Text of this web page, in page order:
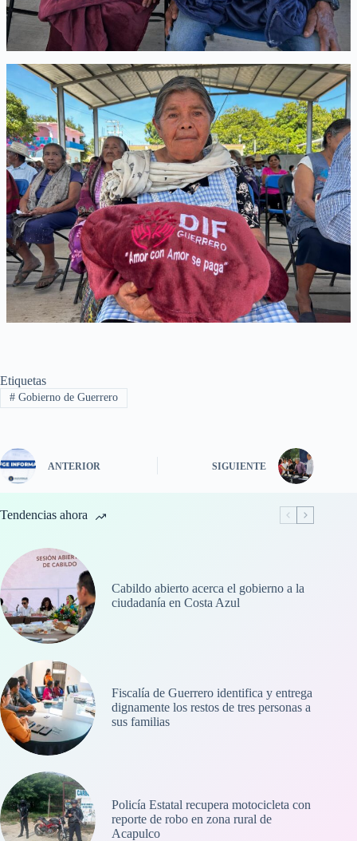
Etiquetas
#Gobierno de Guerrero
ANTERIOR SIGUIENTE
Tendencias ahora
Cabildo abierto acerca el gobierno a la
ciudadanía en Costa Azul
Fiscalía de Guerrero identifica y entrega
dignamente los restos de tres personas a
sus familias
Policía Estatal recupera motocicleta con
reporte de robo en zona rural de
Acapulco